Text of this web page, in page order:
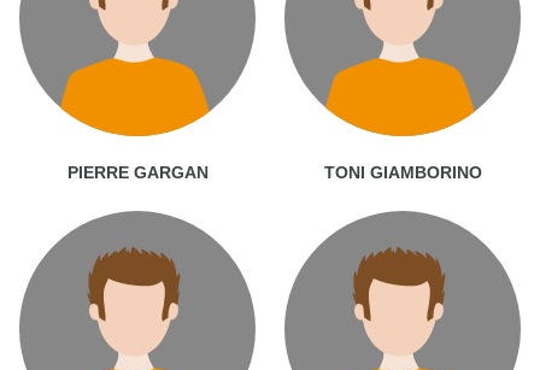
PIERRE GARGAN TONI GIAMBORINO